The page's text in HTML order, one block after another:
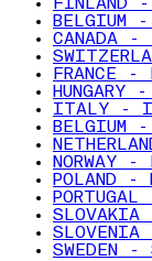
FINLAND -
BELGIUM -
CANADA -
FRANCE -
HUNGARY
ITALY -
BELGIUM -
NORWAY -
POLAND -
SLOVAKIA
SLOVENIA
SWEDEN -